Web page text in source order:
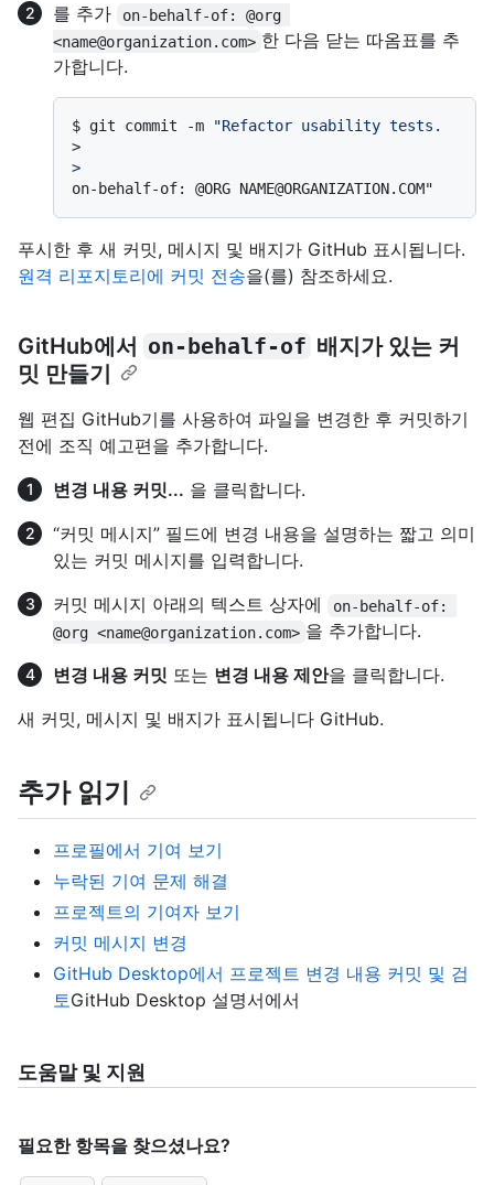
를 추가
on-behalf-of: @org
<name@organization.com> 한 다음 닫는 따옴표를 추
가합니다.
$ git commit -m
"Refactor usability tests.
>
>
푸시한 후 새 커밋, 메시지 및 배지가 GitHub 표시됩니다.
원격 리포지토리에 커밋 전송을(를) 참조하세요.
GitHub에서 on-behalf-of 배지가 있는 커
밋 만들기
웹 편집 GitHub기를 사용하여 파일을 변경한 후 커밋하기
전에 조직 예고편을 추가합니다.
변경 내용 커밋... 을 클릭합니다.
“커밋 메시지” 필드에 변경 내용을 설명하는 짧고 의미
있는 커밋 메시지를 입력합니다.
커밋 메시지 아래의 텍스트 상자에
on-behalf-of:
@org <name@organization.com> 을 추가합니다.
변경 내용 커밋 또는 변경 내용 제안을 클릭합니다.
새 커밋, 메시지 및 배지가 표시됩니다 GitHub.
추가 읽기
프로필에서 기여 보기
누락된 기여 문제 해결
프로젝트의 기여자 보기
커밋 메시지 변경
GitHub Desktop에서 프로젝트 변경 내용 커밋 및 검
토GitHub Desktop 설명서에서
도움말 및 지원
필요한 항목을 찾으셨나요?